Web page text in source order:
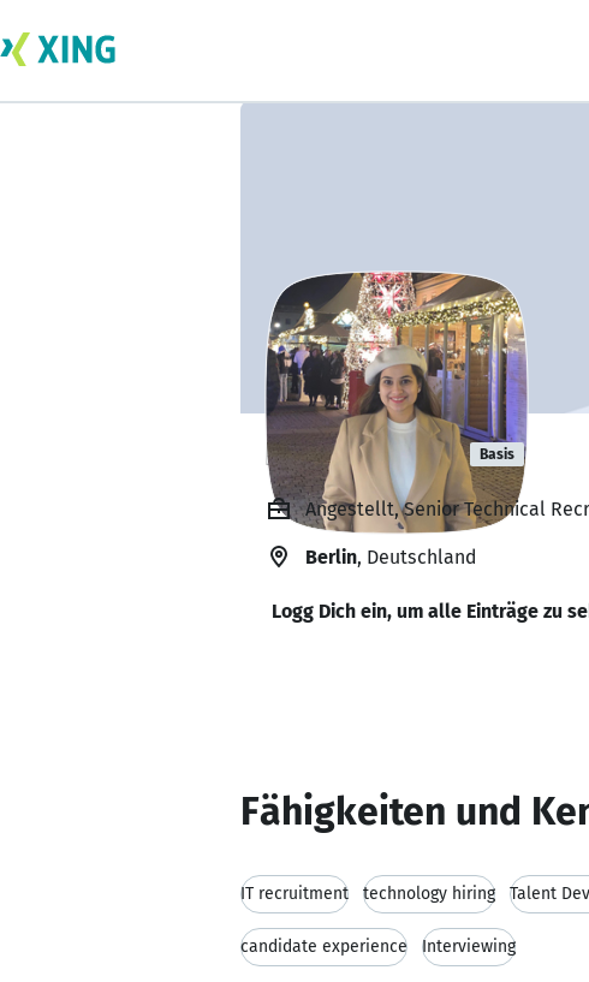
Ritika Bhatia Basis
Angestellt, Senior Technical
Berlin, Deutschland
Logg Dich ein, um alle Einträge zu
Fähigkeiten und
IT recruitment technology hiring Talent
candidate experience Interviewing